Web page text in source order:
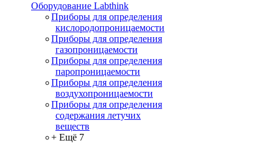
Оборудование Labthink
Приборы для определения
кислородопроницаемости
Приборы для определения
газопроницаемости
Приборы для определения
паропроницаемости
Приборы для определения
воздухопроницаемости
Приборы для определения
содержания летучих
веществ
+ Ещё 7